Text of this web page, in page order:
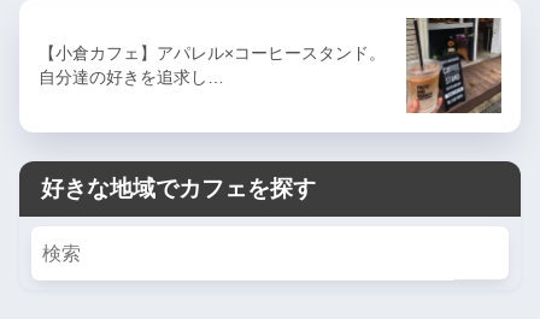
【小倉カフェ】アパレル×コーヒースタンド。
自分達の好きを追求し…
好きな地域でカフェを探す